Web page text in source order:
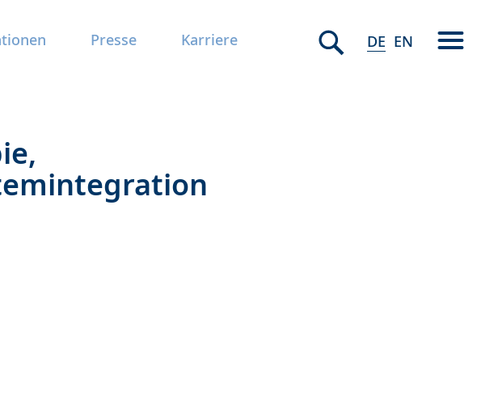
Presse Karriere DE EN